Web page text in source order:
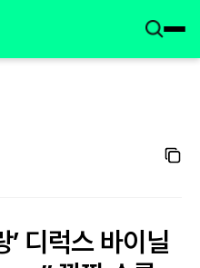
’ 디럭스 바이닐